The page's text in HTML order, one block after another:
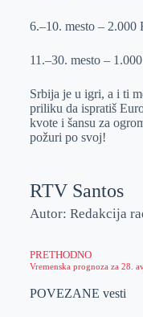
6.–10. mesto – 2.000
11.–30. mesto –
Srbija je u igri, a i ti
priliku da ispratiš
kvote i šansu za
požuri po svoj!
RTV Santos
Autor: Redakcija
PRETHODNO
Vremenska prognoza za 28.
POVEZANE vesti